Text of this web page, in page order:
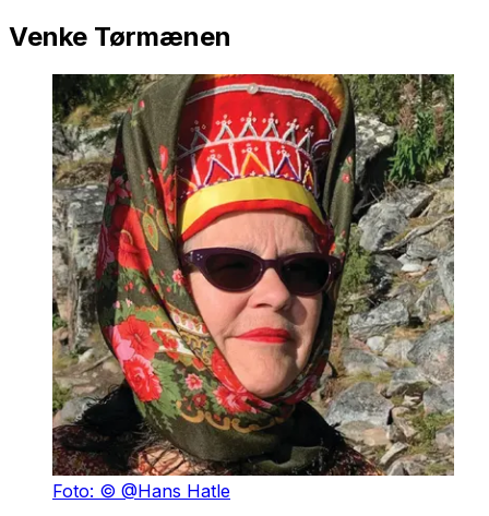
Venke Tørmænen
Foto: © @Hans Hatle